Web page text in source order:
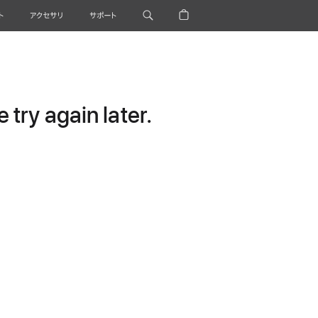
アクセサリ サポート
try again later.